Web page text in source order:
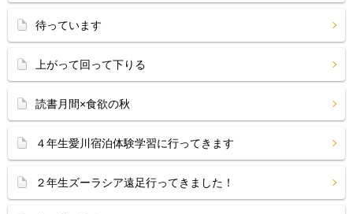
待っています
上がって回って下りる
読書月間×食欲の秋
４年生愛川宿泊体験学習に行ってきます
２年生ズーラシア遠足行ってきました！